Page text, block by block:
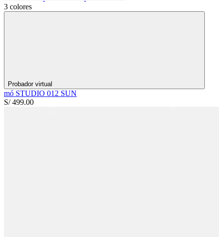
3 colores
Probador virtual
mó STUDIO 012 SUN
S/ 499.00